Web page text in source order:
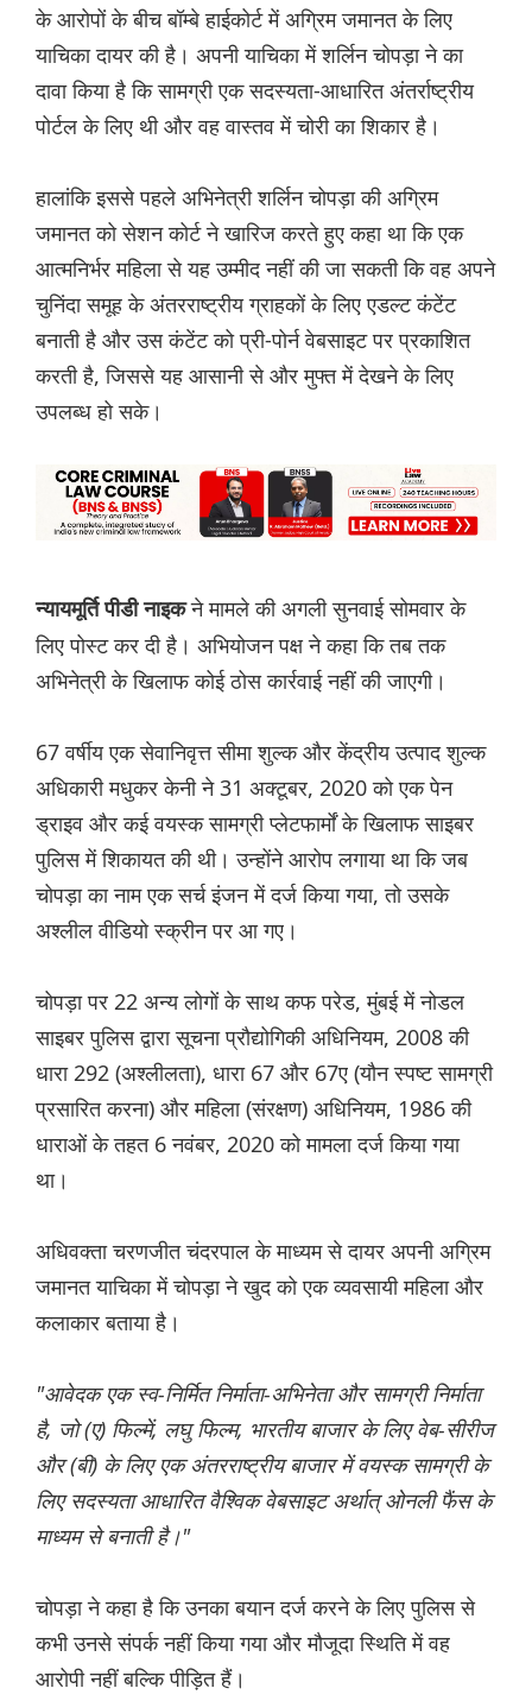
के आरोपों के बीच बॉम्बे हाईकोर्ट में अग्रिम जमानत के लिए
याचिका दायर की है। अपनी याचिका में शर्लिन चोपड़ा ने का
दावा किया है कि सामग्री एक सदस्यता-आधारित अंतर्राष्ट्रीय
पोर्टल के लिए थी और वह वास्तव में चोरी का शिकार है।
हालांकि इससे पहले अभिनेत्री शर्लिन चोपड़ा की अग्रिम
जमानत को सेशन कोर्ट ने खारिज करते हुए कहा था कि एक
आत्मनिर्भर महिला से यह उम्मीद नहीं की जा सकती कि वह अपने
चुनिंदा समूह के अंतरराष्ट्रीय ग्राहकों के लिए एडल्ट कंटेंट
बनाती है और उस कंटेंट को प्री-पोर्न वेबसाइट पर प्रकाशित
करती है, जिससे यह आसानी से और मुफ्त में देखने के लिए
उपलब्ध हो सके।
न्यायमूर्ति पीडी नाइकने मामले की अगली सुनवाई सोमवार के
लिए पोस्ट कर दी है। अभियोजन पक्ष ने कहा कि तब तक
अभिनेत्री के खिलाफ कोई ठोस कार्रवाई नहीं की जाएगी।
67 वर्षीय एक सेवानिवृत्त सीमा शुल्क और केंद्रीय उत्पाद शुल्क
अधिकारी मधुकर केनी ने 31 अक्टूबर, 2020 को एक पेन
ड्राइव और कई वयस्क सामग्री प्लेटफार्मों के खिलाफ साइबर
पुलिस में शिकायत की थी। उन्होंने आरोप लगाया था कि जब
चोपड़ा का नाम एक सर्च इंजन में दर्ज किया गया, तो उसके
अश्लील वीडियो स्क्रीन पर आ गए।
चोपड़ा पर 22 अन्य लोगों के साथ कफ परेड, मुंबई में नोडल
साइबर पुलिस द्वारा सूचना प्रौद्योगिकी अधिनियम, 2008 की
धारा 292 (अश्लीलता), धारा 67 और 67ए (यौन स्पष्ट सामग्री
प्रसारित करना) और महिला (संरक्षण) अधिनियम, 1986 की
धाराओं के तहत 6 नवंबर, 2020 को मामला दर्ज किया गया
था।
अधिवक्ता चरणजीत चंदरपाल के माध्यम से दायर अपनी अग्रिम
जमानत याचिका में चोपड़ा ने खुद को एक व्यवसायी महिला और
कलाकार बताया है।
"आवेदक एक स्व-निर्मित निर्माता-अभिनेता और सामग्री निर्माता
है, जो (ए) फिल्में, लघु फिल्म, भारतीय बाजार के लिए वेब-सीरीज
और (बी) के लिए एक अंतरराष्ट्रीय बाजार में वयस्क सामग्री के
लिए सदस्यता आधारित वैश्विक वेबसाइट अर्थात् ओनली फैंस के
माध्यम से बनाती है।"
चोपड़ा ने कहा है कि उनका बयान दर्ज करने के लिए पुलिस से
कभी उनसे संपर्क नहीं किया गया और मौजूदा स्थिति में वह
आरोपी नहीं बल्कि पीड़ित हैं।